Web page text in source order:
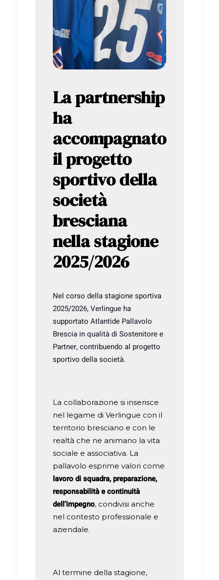
La partnership
ha
accompagnato
il progetto
sportivo della
società
bresciana
nella stagione
2025/2026
Nel corso della stagione sportiva
2025/2026, Verlingue ha
supportato Atlantide Pallavolo
Brescia in qualità di Sostenitore e
Partner, contribuendo al progetto
sportivo della società.
La collaborazione si inserisce
nel legame di Verlingue con il
territorio bresciano e con le
realtà che ne animano la vita
sociale e associativa. La
pallavolo esprime valori come
lavoro di squadra, preparazione,
responsabilità e continuità
dell’impegno, condivisi anche
nel contesto professionale e
aziendale.
Al termine della stagione,